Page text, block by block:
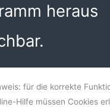
heraus
für die korrekte
Hilfe müssen Cookies